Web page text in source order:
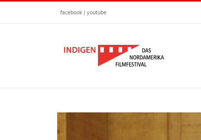
Zum
springen
facebook | youtube